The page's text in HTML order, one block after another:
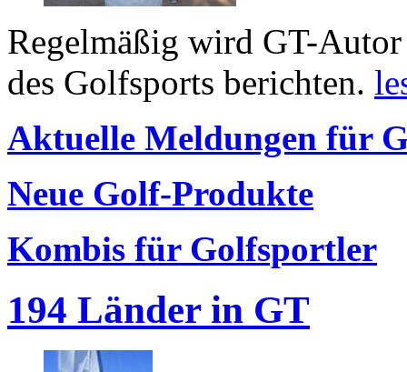
Regelmäßig wird GT-
des Golfsports berichten.
Aktuelle Meldungen für
Neue Golf-Produkte
Kombis für Golfsportler
194 Länder in GT